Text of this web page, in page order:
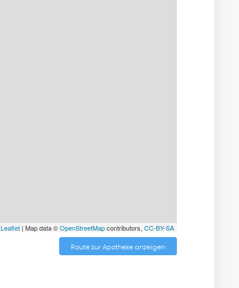
Leaflet| Map data ©OpenStreetMapcontributors, CC-BY-SA
Route zur Apotheke anzeigen